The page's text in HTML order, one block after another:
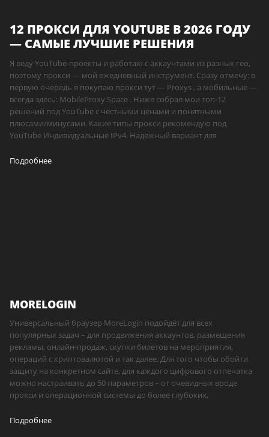
12 ПРОКСИ ДЛЯ YOUTUBE В 2026 ГОДУ
— САМЫЕ ЛУЧШИЕ РЕШЕНИЯ
Я веду YouTube-проекты и работаю с аккаунтами из разных гео,
поэтому прокси — мой ежедневный инструмент. Сразу отмечу: в
первую очередь я покупаю прокси тут — Proxys , а мобильные —
всегда здесь: MobileProxy.Space . Ниже собрал мои топ-12
решений под YouTube с честными ценами и понятными
плюсами/минусами. Какие типы прокси рекомендую под
YouTube Индивидуальные IPv4. Надёжный вариант для
Подробнее
MORELOGIN
Универсальный браузер MoreLogin подойдёт для всех
популярных задач – для продвижения аккаунтов, размещения
рекламы, онлайн-продаж, скупки билетов на мероприятия,
операций с криптовалютой и так далее. Для того чтобы обойти
защиту на конкретном сайте, для каждого цифрового отпечатка
можно настраивать до 50 параметров – от очевидных вроде
прокси и операционной системы до более глубоких,
Подробнее